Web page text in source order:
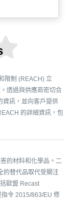
限制 (REACH) 立
透過與供應商密切合
資訊，並向客戶提供
的詳細資訊，包
的材料和化學品。二
的替代品取代受關注
歐盟 Recast
令 2015/863/EU 修